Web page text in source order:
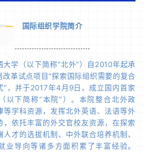
一 国际组织学院简介
大学（以下简称“北外”）自2010年起承
革试点项目“探索国际组织需要的复合
”，并于2017年4月9日，成立国内首家
以下简称“本院”）。本院整合北外政
等学科资源，发挥北外英语、法语等外
，依托丰富的外交官校友资源，在探索
人才的选拔机制、中外联合培养机制、
业导向等诸多方面积累了丰富经验。